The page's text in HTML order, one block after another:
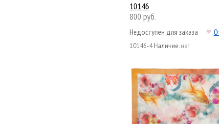
10146
800 руб.
Недоступен для заказа
10146-4 Наличие: нет